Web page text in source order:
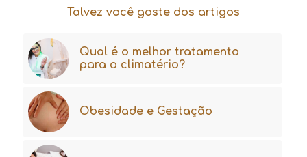
Talvez você goste dos artigos
Qual é o melhor tratamento
para o climatério?
Obesidade e Gestação